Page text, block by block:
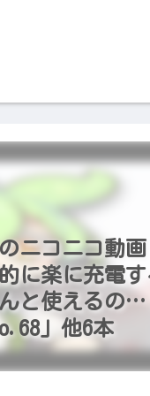
ニコニコ動
に楽に充電
と使えるの
」他6本